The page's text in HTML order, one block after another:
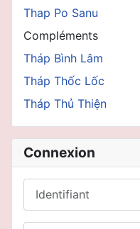
Thap Po Sanu
Compléments
Tháp Bình Lâm
Tháp Thốc Lốc
Tháp Thủ Thiện
Connexion